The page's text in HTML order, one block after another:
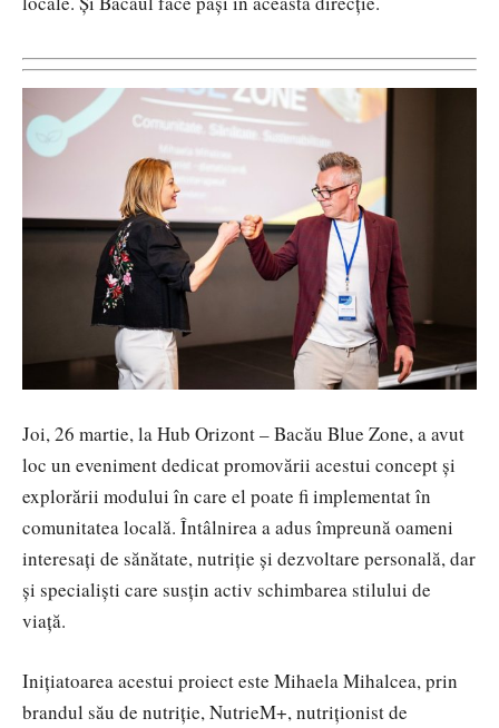
Joi, 26 martie, la Hub Orizont – Bacău Blue Zone, a avut
loc un eveniment dedicat promovării acestui concept și
explorării modului în care el poate fi implementat în
comunitatea locală. Întâlnirea a adus împreună oameni
interesați de sănătate, nutriție și dezvoltare personală, dar
și specialiști care susțin activ schimbarea stilului de
viață.
Inițiatoarea acestui proiect este Mihaela Mihalcea, prin
brandul său de nutriție, NutrieM+, nutriționist de